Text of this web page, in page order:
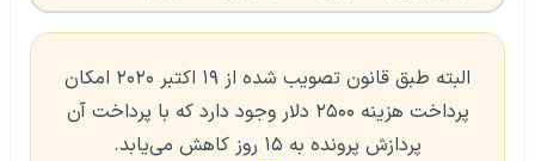
البته طبق قانون تصویب شده از ۱۹ اکتبر ۲۰۲۰ امکان
پرداخت هزینه ۲۵۰۰ دلار وجود دارد که با پرداخت آن
پردازش پرونده به ۱۵ روز کاهش می‌یابد.